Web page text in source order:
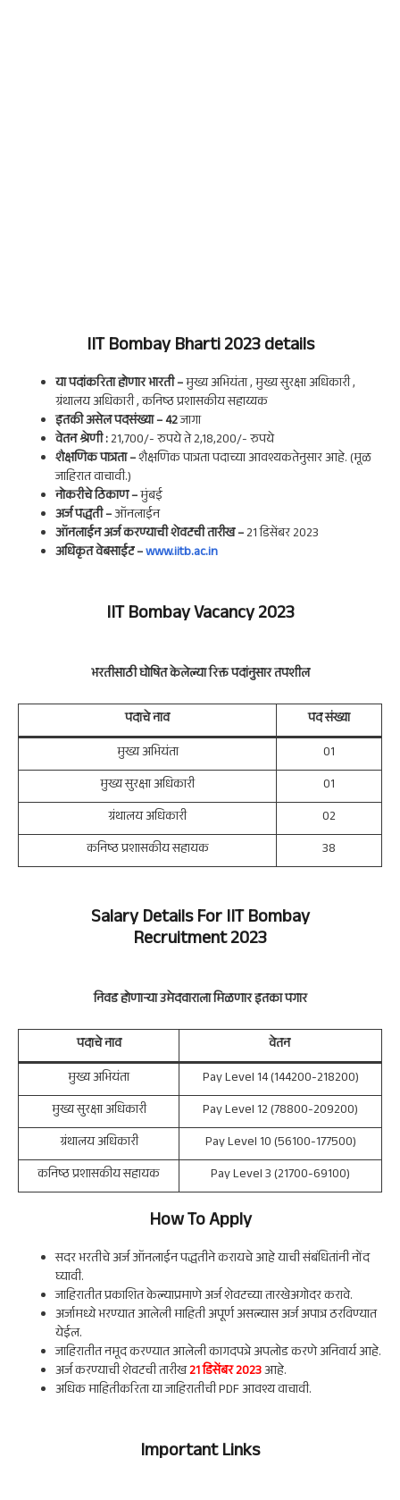
IIT BombayBharti 2023 details
या पदांकरिता होणार भारती –मुख्य अभियंता , मुख्य सुरक्षा अधिकारी ,
ग्रंथालय अधिकारी , कनिष्ठ प्रशासकीय सहाय्यक
इतकी असेल पदसंख्या – 42जागा
वेतन श्रेणी :21,700/- रुपये ते 2,18,200/- रुपये
शैक्षणिक पात्रता –शैक्षणिक पात्रता पदाच्या आवश्यकतेनुसार आहे. (मूळ
जाहिरात वाचावी.)
नोकरीचे ठिकाण –मुंबई
अर्ज पद्धती–ऑनलाईन
ऑनलाईन अर्ज करण्याची शेवटची तारीख –21 डिसेंबर 2023
अधिकृत वेबसाईट–www.iitb.ac.in
IIT Bombay Vacancy 2023
भरतीसाठी घोषित केलेल्या रिक्त पदांनुसार तपशील
पदाचे नाव
पद संख्या
मुख्य अभियंता
01
मुख्य सुरक्षा अधिकारी
01
ग्रंथालय अधिकारी
02
कनिष्ठ प्रशासकीय सहायक
38
Salary Details ForIIT Bombay
Recruitment 2023
निवड होणाऱ्या उमेदवाराला मिळणार इतका पगार
पदाचे नाव
वेतन
मुख्य अभियंता
Pay Level 14 (144200-218200)
मुख्य सुरक्षा अधिकारी
Pay Level 12 (78800-209200)
ग्रंथालय अधिकारी
Pay Level 10 (56100-177500)
कनिष्ठ प्रशासकीय सहायक
Pay Level 3 (21700-69100)
How To Apply
सदर भरतीचे अर्ज ऑनलाईन पद्धतीने करायचे आहे याची संबंधितांनी नोंद
घ्यावी.
जाहिरातीत प्रकाशित केल्याप्रमाणे अर्ज शेवटच्या तारखेअगोदर करावे.
अर्जामध्ये भरण्यात आलेली माहिती अपूर्ण असल्यास अर्ज अपात्र ठरविण्यात
येईल.
जाहिरातीत नमूद करण्यात आलेली कागदपत्रे अपलोड करणे अनिवार्य आहे.
अर्ज करण्याची शेवटची तारीख21 डिसेंबर 2023आहे.
अधिक माहितीकरिता या जाहिरातीची PDF आवश्य वाचावी.
Important Links